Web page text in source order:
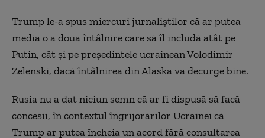
Trump le-a spus miercuri jurnaliştilor că ar putea
media o a doua întâlnire care să îl includă atât pe
Putin, cât şi pe preşedintele ucrainean Volodimir
Zelenski, dacă întâlnirea din Alaska va decurge bine.
Rusia nu a dat niciun semn că ar fi dispusă să facă
concesii, în contextul îngrijorărilor Ucrainei că
Trump ar putea încheia un acord fără consultarea